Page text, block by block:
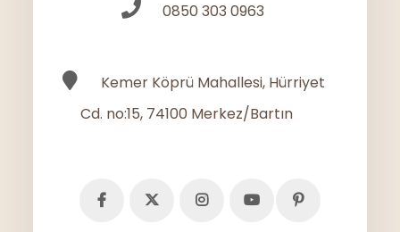
0850 303 0963
Kemer Köprü Mahallesi, Hürriyet
Cd. no:15, 74100 Merkez/Bartın